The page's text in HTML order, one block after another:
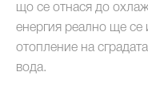
що се отнася до
енергия реално ще се
отопление на
вода.